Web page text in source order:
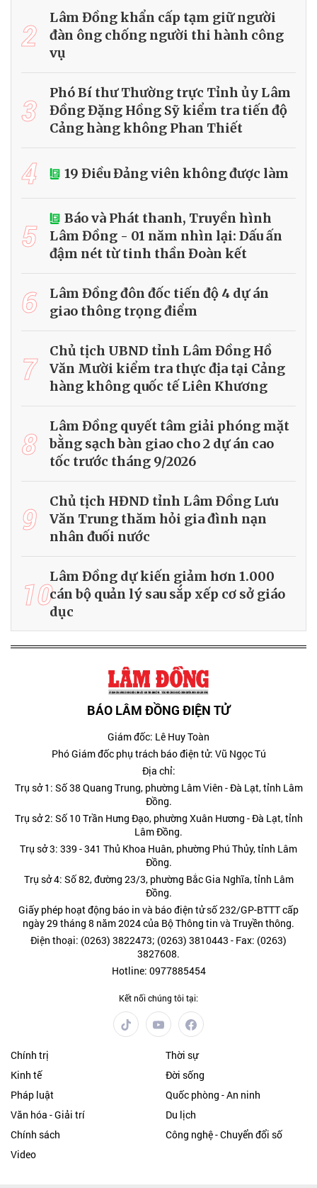
2
Lâm Đồng khẩn cấp tạm giữ người
đàn ông chống người thi hành công
vụ
3
Phó Bí thư Thường trực Tỉnh ủy Lâm
Đồng Đặng Hồng Sỹ kiểm tra tiến độ
Cảng hàng không Phan Thiết
4 19 Điều Đảng viên không được làm
5
Báo và Phát thanh, Truyền hình
Lâm Đồng - 01 năm nhìn lại: Dấu ấn
đậm nét từ tinh thần Đoàn kết
6
Lâm Đồng đôn đốc tiến độ 4 dự án
giao thông trọng điểm
7
Chủ tịch UBND tỉnh Lâm Đồng Hồ
Văn Mười kiểm tra thực địa tại Cảng
hàng không quốc tế Liên Khương
8
Lâm Đồng quyết tâm giải phóng mặt
bằng sạch bàn giao cho 2 dự án cao
tốc trước tháng 9/2026
9
Chủ tịch HĐND tỉnh Lâm Đồng Lưu
Văn Trung thăm hỏi gia đình nạn
nhân đuối nước
10Lâm Đồng dự kiến giảm hơn 1.000
cán bộ quản lý sau sắp xếp cơ sở giáo
dục
BÁO LÂM ĐỒNG ĐIỆN TỬ
Giám đốc: Lê Huy Toàn
Phó Giám đốc phụ trách báo điện tử: Vũ Ngọc Tú
Địa chỉ:
Trụ sở 1: Số 38 Quang Trung, phường Lâm Viên - Đà Lạt, tỉnh Lâm
Đồng.
Trụ sở 2: Số 10 Trần Hưng Đạo, phường Xuân Hương - Đà Lạt, tỉnh
Lâm Đồng.
Trụ sở 3: 339 - 341 Thủ Khoa Huân, phường Phú Thủy, tỉnh Lâm
Đồng.
Trụ sở 4: Số 82, đường 23/3, phường Bắc Gia Nghĩa, tỉnh Lâm
Đồng.
Giấy phép hoạt động báo in và báo điện tử số 232/GP-BTTT cấp
ngày 29 tháng 8 năm 2024 của Bộ Thông tin và Truyền thông.
Điện thoại: (0263) 3822473; (0263) 3810443 - Fax: (0263)
3827608.
Hotline: 0977885454
Kết nối chúng tôi tại:
Chính trị
Thời sự
Kinh tế
Đời sống
Pháp luật
Quốc phòng - An ninh
Văn hóa - Giải trí
Du lịch
Chính sách
Công nghệ - Chuyển đổi số
Video